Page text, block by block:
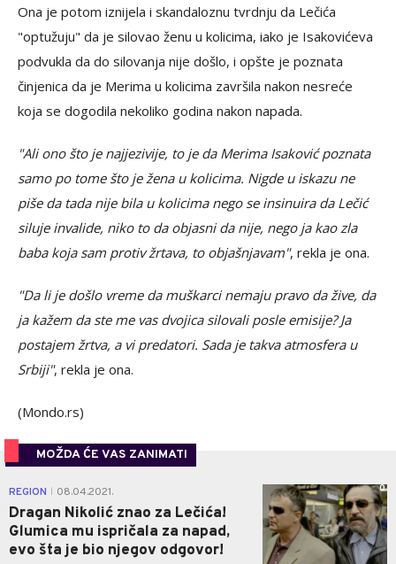
Ona je potom iznijela i skandaloznu tvrdnju da Lečića
"optužuju" da je silovao ženu u kolicima, iako je Isakovićeva
podvukla da do silovanja nije došlo, i opšte je poznata
činjenica da je Merima u kolicima završila nakon nesreće
koja se dogodila nekoliko godina nakon napada.
"Ali ono što je najjezivije, to je da Merima Isaković poznata
samo po tome što je žena u kolicima. Nigde u iskazu ne
piše da tada nije bila u kolicima nego se insinuira da Lečić
siluje invalide, niko to da objasni da nije, nego ja kao zla
baba koja sam protiv žrtava, to objašnjavam", rekla je ona.
"Da li je došlo vreme da muškarci nemaju pravo da žive, da
ja kažem da ste me vas dvojica silovali posle emisije? Ja
postajem žrtva, a vi predatori. Sada je takva atmosfera u
Srbiji", rekla je ona.
(Mondo.rs)
MOŽDA ĆE VAS ZANIMATI
REGION 08.04.2021.
Dragan Nikolić znao za Lečića!
Glumica mu ispričala za napad,
evo šta je bio njegov odgovor!
0